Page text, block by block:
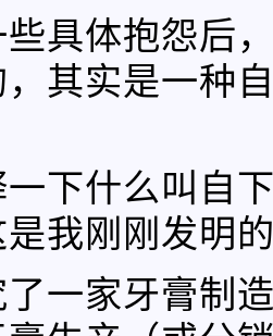
具体抱怨后
其实是一种
下什么叫自
我刚刚发明
一家牙膏制